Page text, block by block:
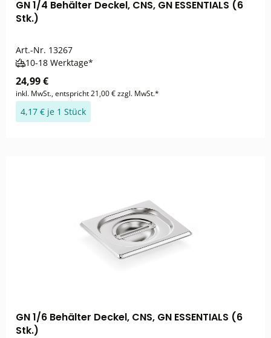
GN 1/4 Behälter Deckel, CNS, GN ESSENTIALS (6
Stk.)
Art.-Nr. 13267
10-18 Werktage*
24,99 €
inkl. MwSt., entspricht 21,00 € zzgl. MwSt.*
4,17 € je 1 Stück
GN 1/6 Behälter Deckel, CNS, GN ESSENTIALS (6
Stk.)